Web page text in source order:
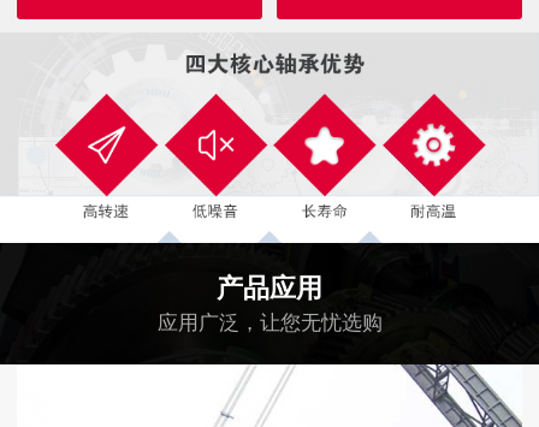
产品应用
应用广泛，让您无忧选购